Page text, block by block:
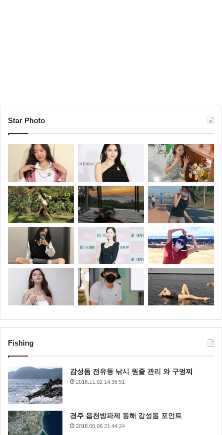
Star Photo
Fishing
감성돔 전유동 낚시 원줄 관리 와 구멍찌
2018.11.02 14:38:51
경주 읍천방파제 동해 감성돔 포인트
2018.06.06 21:44:24